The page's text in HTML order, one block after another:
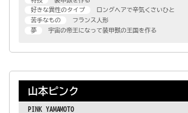
好きな異性のタイプ
ロングヘアで辛気くさいひと
苦手なもの
フランス人形
夢
宇宙の帝王になって装甲獣の王国を作る
山本ピンク
PINK YAMAMOTO